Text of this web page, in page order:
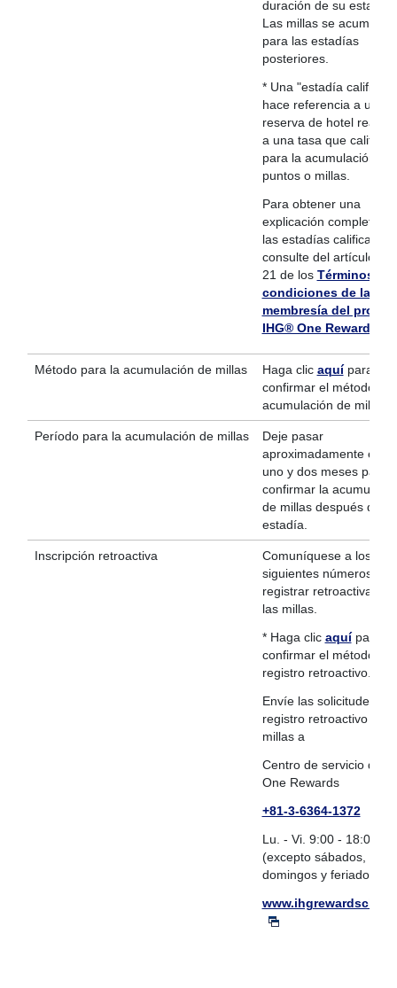
duración de su estadía.
Las millas se
para las estadías
posteriores.
* Una "estadía
hace referencia a una
reserva de hotel
a una tasa que califique
para la acumulación de
puntos o millas.
Para obtener una
explicación completa
las estadías calificadas,
consulte del artículo 17
21 de los Términos y
condiciones de la
membresía del
IHG® One Rewards
Método para la acumulación de millas Haga clic aquípara
confirmar el método de
acumulación de millas.
Período para la acumulación de millas
Deje pasar
aproximadamente entre
uno y dos meses para
confirmar la
de millas después de
estadía.
Inscripción retroactiva
Comuníquese a los
siguientes números
registrar
las millas.
* Haga clic aquípara
confirmar el método de
registro retroactivo.
Envíe las solicitudes de
registro retroactivo de
millas a
Centro de servicio de
One Rewards
+81-3-6364-1372
Lu. - Vi. 9:00 - 18:00 h
(excepto sábados,
domingos y feriados)